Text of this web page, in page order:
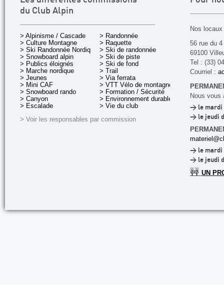
du Club Alpin
> Alpinisme / Cascade
> Culture Montagne
> Ski Randonnée Nordique
> Snowboard alpin
> Publics éloignés
> Marche nordique
> Jeunes
> Mini CAF
> Snowboard rando
> Canyon
> Escalade
> Randonnée
> Raquette
> Ski de randonnée
> Ski de piste
> Ski de fond
> Trail
> Via ferrata
> VTT Vélo de montagne
> Formation / Sécurité
> Environnement durable
> Vie du club
> Voir les responsables par commission
Nos
56 rue du
69100
Tel : (33)
Courriel :
Nous vous
> le mardi
> le jeudi
> le mardi
> le jeudi
🚧 UN